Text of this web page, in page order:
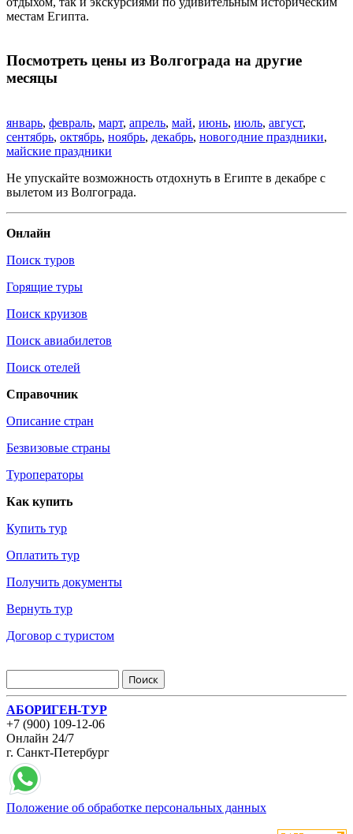
местам Египта.
Посмотреть цены из Волгограда на другие
месяцы
январь, февраль, март, апрель, май, июнь, июль, август,
сентябрь, октябрь, ноябрь, декабрь, новогодние праздники,
майские праздники
Не упускайте возможность отдохнуть в Египте в декабре с
вылетом из Волгограда.
Онлайн
Поиск туров
Горящие туры
Поиск круизов
Поиск авиабилетов
Поиск отелей
Справочник
Описание стран
Безвизовые страны
Туроператоры
Как купить
Купить тур
Оплатить тур
Получить документы
Вернуть тур
Договор с туристом
АБОРИГЕН-ТУР
+7 (900) 109-12-06
Онлайн 24/7
г. Санкт-Петербург
Положение об обработке персональных данных